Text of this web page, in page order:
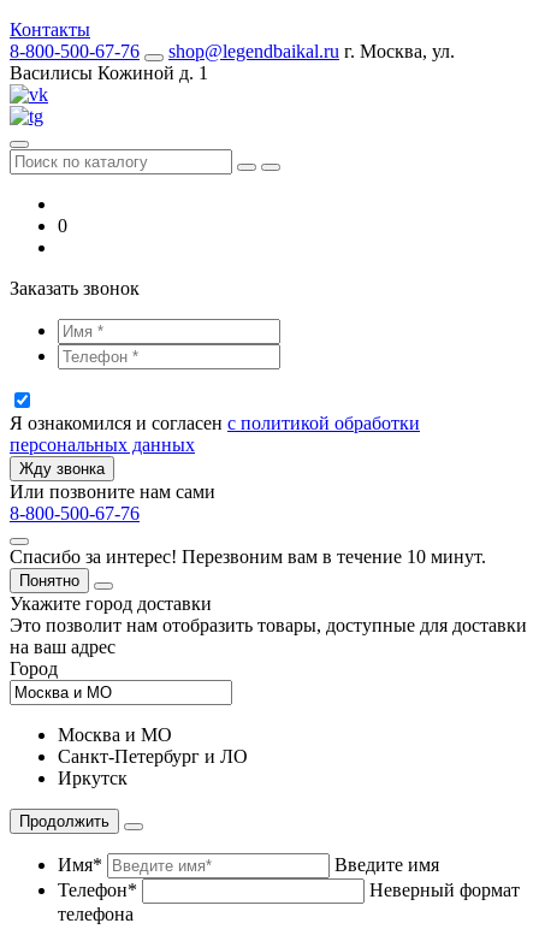
Контакты
8-800-500-67-76
shop@legendbaikal.ru г. Москва, ул.
Василисы Кожиной д. 1
0
Заказать звонок
Я ознакомился и согласен с политикой обработки
персональных данных
Жду звонка
Или позвоните нам сами
8-800-500-67-76
Спасибо за интерес! Перезвоним вам в течение 10 минут.
Понятно
Укажите город доставки
Это позволит нам отобразить товары, доступные для доставки
на ваш адрес
Город
Москва и МО
Санкт-Петербург и ЛО
Иркутск
Продолжить
Имя*
Введите имя
Телефон*
Неверный формат
телефона